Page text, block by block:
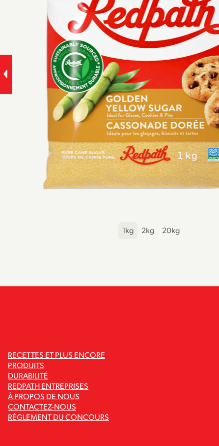
1kg 2kg 20kg
RECETTES ET PLUS ENCORE
PRODUITS
DURABILITÉ
REDPATH ENTREPRISES
À PROPOS DE NOUS
CONTACTEZ-NOUS
RÈGLEMENT DU CONCOURS